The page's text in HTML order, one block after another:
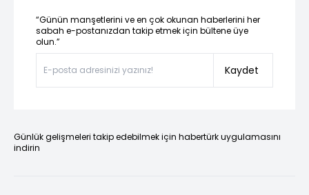
“Günün manşetlerini ve en çok okunan haberlerini her
sabah e-postanızdan takip etmek için bültene üye
olun.”
Kaydet
Günlük gelişmeleri takip edebilmek için habertürk uygulamasını
indirin